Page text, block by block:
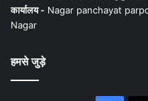
कार्यालय - Nagar panchayat
Nagar
हमसे जुड़े